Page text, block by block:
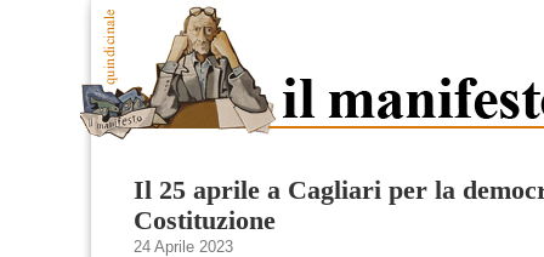
Il 25 aprile a Cagliari per la
Costituzione
24 Aprile 2023